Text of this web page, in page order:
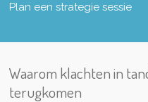
Plan een strategie sessie
Waarom klachten in
terugkomen